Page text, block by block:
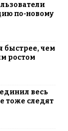
по-новому
быстрее, чем
ростом
весь
тоже следят